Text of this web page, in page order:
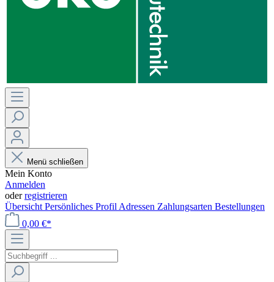
Menü schließen
Mein Konto
Anmelden
oderregistrieren
Übersicht Persönliches Profil Adressen Zahlungsarten Bestellungen
0,00 €*